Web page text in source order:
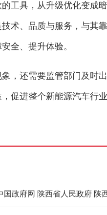
工具，从升级优化变成
术、品质与服务，与其
全、提升体验。
还需要监管部门及时出
促进整个新能源汽车行
国政府网 陕西省人民政府 陕